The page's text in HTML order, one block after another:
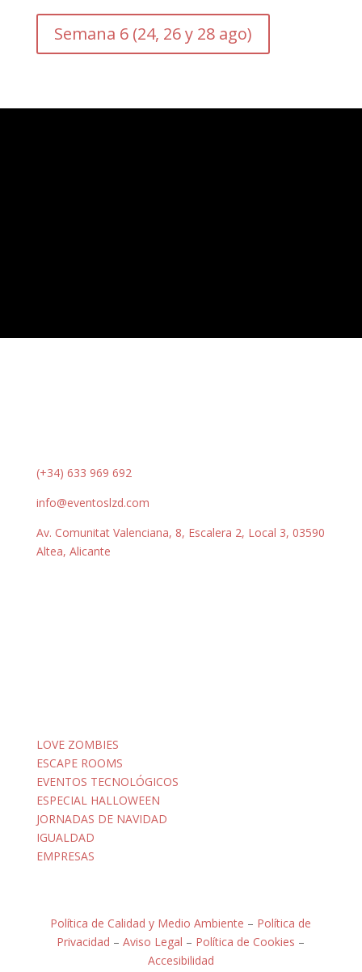
Semana 6 (24, 26 y 28 ago)
(+34) 633 969 692
info@eventoslzd.com
Av. Comunitat Valenciana, 8, Escalera 2, Local 3, 03590
Altea, Alicante
LOVE ZOMBIES
ESCAPE ROOMS
EVENTOS TECNOLÓGICOS
ESPECIAL HALLOWEEN
JORNADAS DE NAVIDAD
IGUALDAD
EMPRESAS
Política de Calidad y Medio Ambiente – Política de
Privacidad –Aviso Legal – Política de Cookies –
Accesibilidad